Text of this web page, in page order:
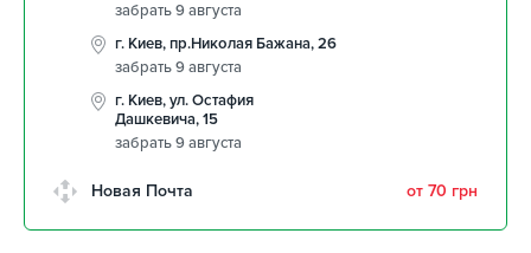
забрать 9 августа
г. Киев, пр.Николая Бажана, 26
забрать 9 августа
г. Киев, ул. Остафия
Дашкевича, 15
забрать 9 августа
Новая Почта от 70 грн